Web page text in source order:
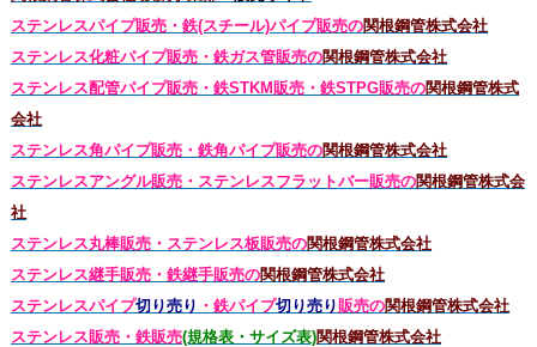
ステンレスパイプ販売・鉄(スチール)パイプ販売の関根鋼管株式会社
ステンレス化粧パイプ販売・鉄ガス管販売の関根鋼管株式会社
ステンレス配管パイプ販売・鉄STKM販売・鉄STPG販売の関根鋼管株式
会社
ステンレス角パイプ販売・鉄角パイプ販売の関根鋼管株式会社
ステンレスアングル販売・ ステンレスフラットバー販売の関根鋼管株式会
社
ステンレス丸棒販売・ ステンレス板販売の関根鋼管株式会社
ステンレス継手販売・鉄継手販売の関根鋼管株式会社
ステンレスパイプ切り売り ・鉄パイプ切り売り 販売の関根鋼管株式会社
ステンレス販売・鉄販売(規格表・サイズ表)関根鋼管株式会社